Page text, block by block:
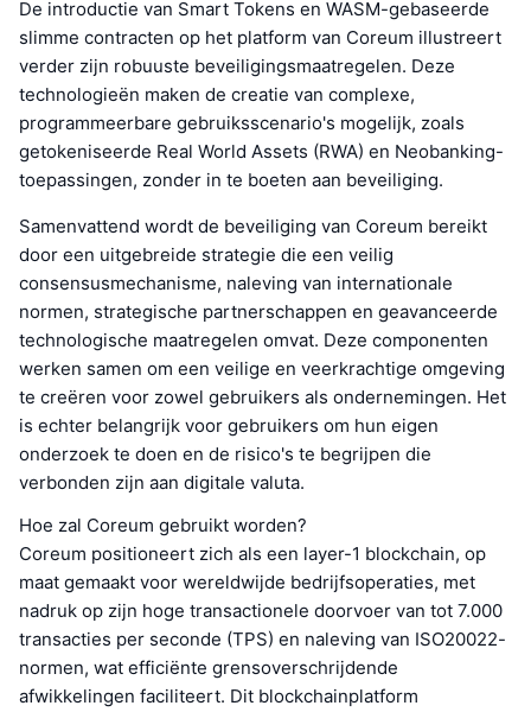
De introductie van Smart Tokens en WASM-gebaseerde
slimme contracten op het platform van Coreum illustreert
verder zijn robuuste beveiligingsmaatregelen. Deze
technologieën maken de creatie van complexe,
programmeerbare gebruiksscenario's mogelijk, zoals
getokeniseerde Real World Assets (RWA) en Neobanking-
toepassingen, zonder in te boeten aan beveiliging.
Samenvattend wordt de beveiliging van Coreum bereikt
door een uitgebreide strategie die een veilig
consensusmechanisme, naleving van internationale
normen, strategische partnerschappen en geavanceerde
technologische maatregelen omvat. Deze componenten
werken samen om een veilige en veerkrachtige omgeving
te creëren voor zowel gebruikers als ondernemingen. Het
is echter belangrijk voor gebruikers om hun eigen
onderzoek te doen en de risico's te begrijpen die
verbonden zijn aan digitale valuta.
Hoe zal Coreum gebruikt worden?
Coreum positioneert zich als een layer-1 blockchain, op
maat gemaakt voor wereldwijde bedrijfsoperaties, met
nadruk op zijn hoge transactionele doorvoer van tot 7.000
transacties per seconde (TPS) en naleving van ISO20022-
normen, wat efficiënte grensoverschrijdende
afwikkelingen faciliteert. Dit blockchainplatform